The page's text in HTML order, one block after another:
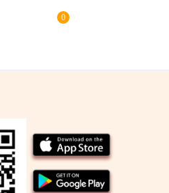
0